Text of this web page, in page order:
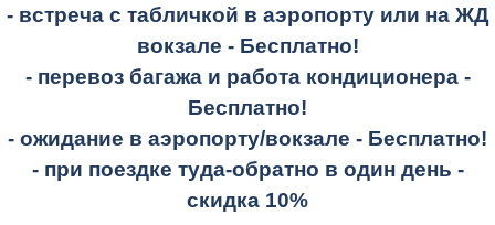
- встреча с табличкой в аэропорту или на ЖД
вокзале - Бесплатно!
- перевоз багажа и работа кондиционера -
Бесплатно!
- ожидание в аэропорту/вокзале - Бесплатно!
- при поездке туда-обратно в один день -
скидка 10%